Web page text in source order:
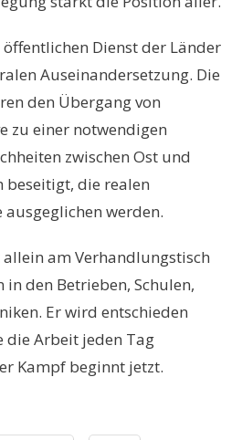
öffentlichen Dienst der Länder
Auseinandersetzung. Die
den Übergang von
zu einer notwendigen
zwischen Ost und
beseitigt, die realen
werden.
am Verhandlungstisch
in den Betrieben, Schulen,
Er wird entschieden
die Arbeit jeden Tag
Kampf beginnt jetzt.